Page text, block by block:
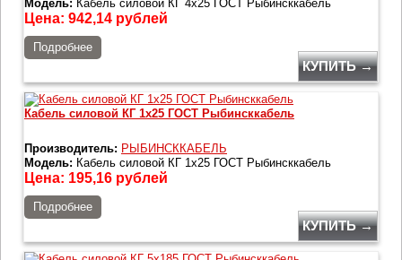
Модель: Кабель силовой КГ 4х25 ГОСТ Рыбинсккабель
Цена: 942,14 рублей
Подробнее
КУПИТЬ →
Кабель силовой КГ 1х25 ГОСТ Рыбинсккабель
Производитель: РЫБИНСККАБЕЛЬ
Модель: Кабель силовой КГ 1х25 ГОСТ Рыбинсккабель
Цена: 195,16 рублей
Подробнее
КУПИТЬ →